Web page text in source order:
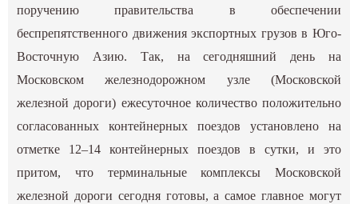
поручению правительства в обеспечении
беспрепятственного движения экспортных грузов в Юго-
Восточную Азию. Так, на сегодняшний день на
Московском железнодорожном узле (Московской
железной дороги) ежесуточное количество положительно
согласованных контейнерных поездов установлено на
отметке 12–14 контейнерных поездов в сутки, и это
притом, что терминальные комплексы Московской
железной дороги сегодня готовы, а самое главное могут